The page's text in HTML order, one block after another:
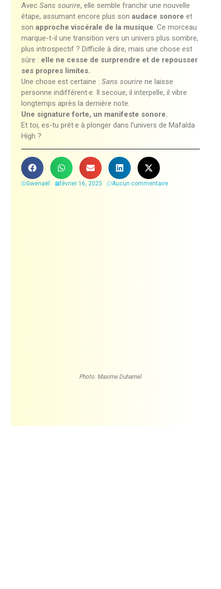
AvecSans sourire, elle semble franchir une nouvelle
étape, assumant encore plus sonaudace sonore et
sonapproche viscérale de la musique. Ce morceau
marque-t-il une transition vers un univers plus sombre,
plus introspectif ? Difficile à dire, mais une chose est
sûre : elle ne cesse de surprendre et de repousser
ses propres limites.
Une chose est certaine :Sans sourire ne laisse
personne indifférent·e. Il secoue, il interpelle, il vibre
longtemps après la dernière note.
Une signature forte, un manifeste sonore.
Et toi, es-tu prêt·e à plonger dans l’univers de Mafalda
High ?
Gwenaël février 16, 2025 Aucun commentaire
Photo: Maxime Duhamel